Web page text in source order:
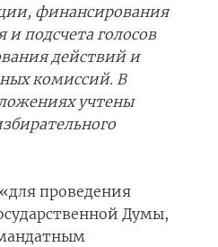
финансирования
и подсчета голосов
действий и
комиссий. В
учтены
проведения
Думы,